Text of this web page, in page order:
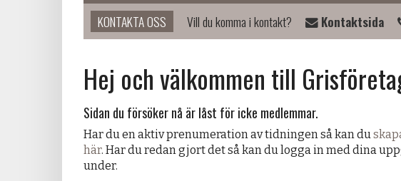
KONTAKTA OSS
Vill du komma i kontakt? Kontaktsida
Hej och välkommen till
Sidan du försöker nå är låst för icke medlemmar.
Har du en aktiv prenumeration av tidningen så kan du
här. Har du redan gjort det så kan du logga in med dina
under.